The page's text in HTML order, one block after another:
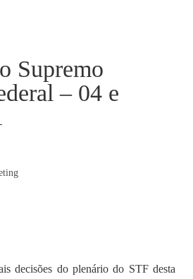
Supremo
– 04 e
decisões do plenário do STF desta